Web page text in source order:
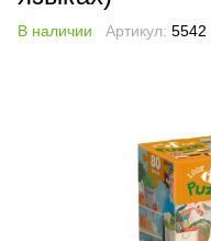
В наличии Артикул: 5542